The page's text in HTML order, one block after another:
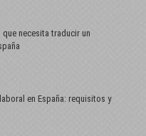
necesita traducir un
en España: requisitos y